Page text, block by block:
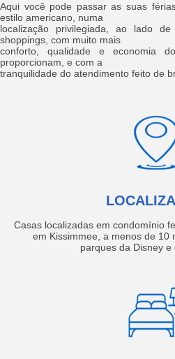
Aqui você pode passar as suas
estilo americano, numa
localização privilegiada, ao lado
shoppings, com muito mais
conforto, qualidade e economia
proporcionam, e com a
tranquilidade do atendimento feito de
Casas localizadas em condomínio
em Kissimmee, a menos de 10
parques da Disney e